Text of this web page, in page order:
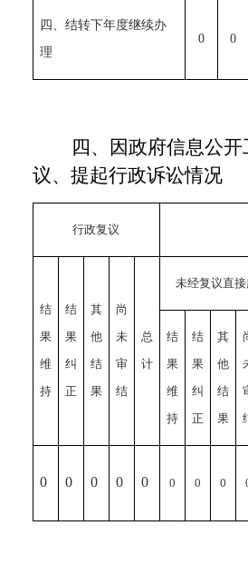
四、结转下年度继续办
理
0 0
四、因政府信息公
议、提起行政诉讼情况
行政复议
结
果
维
持
结
果
纠
正
其
他
结
果
尚
未
审
结
总
计
未经复议直
结
果
维
持
结
果
纠
正
其
他
结
果
0 0 0 0 0 0 0 0